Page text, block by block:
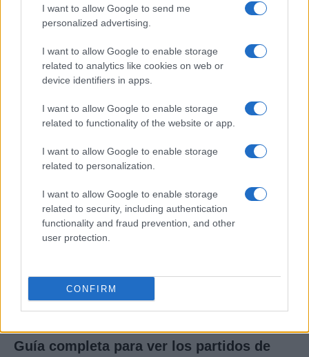
I want to allow Google to send me
personalized advertising.
I want to allow Google to enable storage
related to analytics like cookies on web or
device identifiers in apps.
I want to allow Google to enable storage
related to functionality of the website or app.
I want to allow Google to enable storage
related to personalization.
I want to allow Google to enable storage
related to security, including authentication
functionality and fraud prevention, and other
user protection.
CONFIRM
rendimiento deportivo: análisis científico
Guía completa para ver los partidos de